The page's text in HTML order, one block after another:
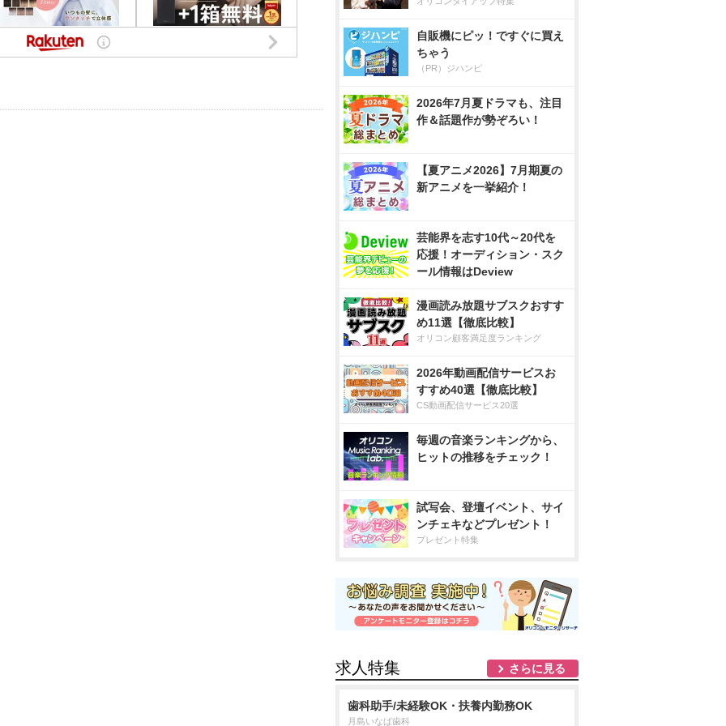
自販機にピッ！ですぐに買え
ちゃう
（PR）ジハンピ
2026年7月夏ドラマも、注目
作＆話題作が勢ぞろい！
【夏アニメ2026】7月期夏の
新アニメを一挙紹介！
芸能界を志す10代～20代を
応援！オーディション・スク
ール情報はDeview
漫画読み放題サブスクおすす
め11選【徹底比較】
オリコン顧客満足度ランキング
2026年動画配信サービスお
すすめ40選【徹底比較】
CS動画配信サービス20選
毎週の音楽ランキングから、
ヒットの推移をチェック！
試写会、登壇イベント、サイ
ンチェキなどプレゼント！
プレゼント特集
求人特集 さらに見る
歯科助手/未経験OK・扶養内勤務OK
月島いなば歯科